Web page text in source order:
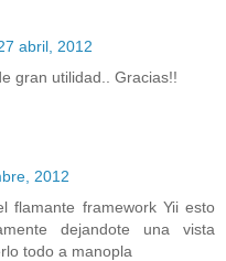
abril, 2012
gran utilidad.. Gracias!!
2012
flamante framework Yii esto
dejandote una vista
todo a manopla